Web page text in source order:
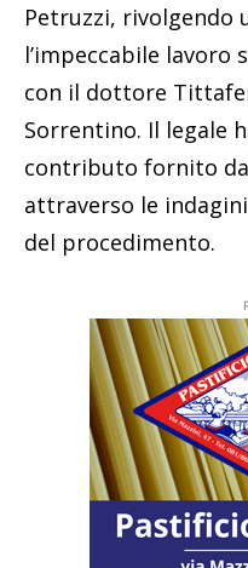
Petruzzi, rivolgendo
l’impeccabile
con il dottore
Sorrentino. Il legale
contributo fornito
attraverso le
del procedimento.